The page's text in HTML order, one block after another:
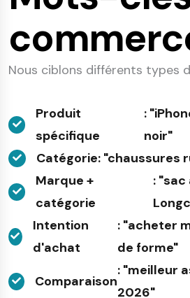
Nous ciblons différents types
Produit
spécifique
:
noir"
Catégorie: "chaussures
Marque +
catégorie
: "sac
Intention
d'achat
: "acheter
de forme"
Comparaison
: "meilleur
2026"